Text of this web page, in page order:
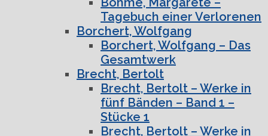
Tagebuch einer Verlorenen
Borchert, Wolfgang
Borchert, Wolfgang – Das
Gesamtwerk
Brecht, Bertolt
Brecht, Bertolt – Werke in
fünf Bänden – Band 1 –
Stücke 1
Brecht, Bertolt – Werke in